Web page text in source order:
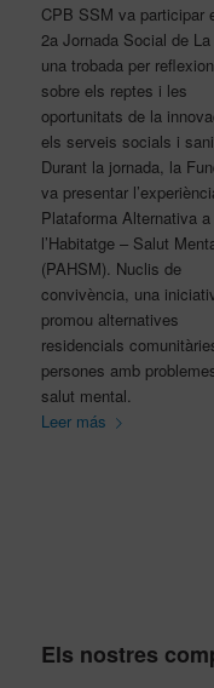
CPB SSM va participar
2a Jornada Social de La
una trobada per
sobre els reptes i les
oportunitats de la
els serveis socials i
Durant la jornada, la
va presentar
Plataforma Alternativa a
l’Habitatge – Salut
(PAHSM). Nuclis de
convivència, una
promou alternatives
residencials
persones amb
salut mental.
Leer más
Els nostres